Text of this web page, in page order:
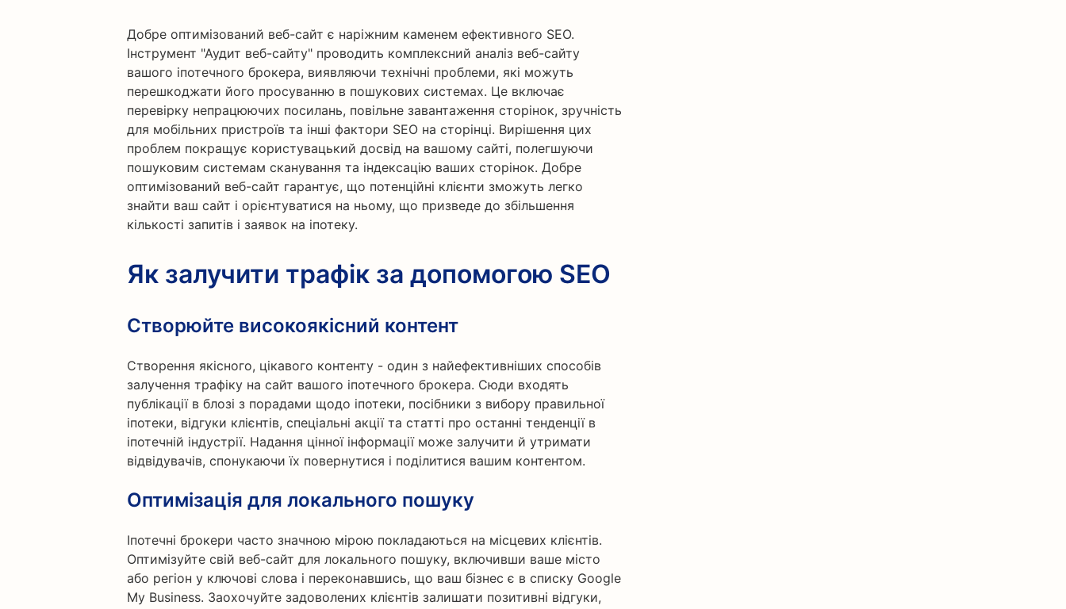
Добре оптимізований веб-сайт є наріжним каменем ефективного SEO.
Інструмент "Аудит веб-сайту" проводить комплексний аналіз веб-сайту
вашого іпотечного брокера, виявляючи технічні проблеми, які можуть
перешкоджати його просуванню в пошукових системах. Це включає
перевірку непрацюючих посилань, повільне завантаження сторінок, зручність
для мобільних пристроїв та інші фактори SEO на сторінці. Вирішення цих
проблем покращує користувацький досвід на вашому сайті, полегшуючи
пошуковим системам сканування та індексацію ваших сторінок. Добре
оптимізований веб-сайт гарантує, що потенційні клієнти зможуть легко
знайти ваш сайт і орієнтуватися на ньому, що призведе до збільшення
кількості запитів і заявок на іпотеку.
Як залучити трафік за допомогою SEO
Створюйте високоякісний контент
Створення якісного, цікавого контенту - один з найефективніших способів
залучення трафіку на сайт вашого іпотечного брокера. Сюди входять
публікації в блозі з порадами щодо іпотеки, посібники з вибору правильної
іпотеки, відгуки клієнтів, спеціальні акції та статті про останні тенденції в
іпотечній індустрії. Надання цінної інформації може залучити й утримати
відвідувачів, спонукаючи їх повернутися і поділитися вашим контентом.
Оптимізація для локального пошуку
Іпотечні брокери часто значною мірою покладаються на місцевих клієнтів.
Оптимізуйте свій веб-сайт для локального пошуку, включивши ваше місто
або регіон у ключові слова і переконавшись, що ваш бізнес є в списку Google
My Business. Заохочуйте задоволених клієнтів залишати позитивні відгуки,